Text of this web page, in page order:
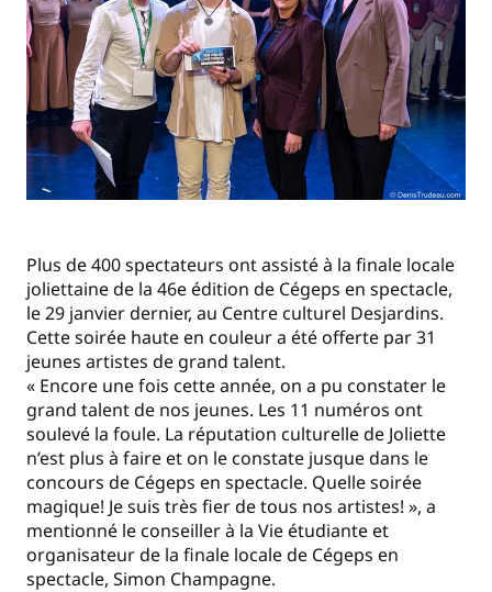
Plus de 400 spectateurs ont assisté à la finale locale
joliettaine de la 46e édition de Cégeps en spectacle,
le 29 janvier dernier, au Centre culturel Desjardins.
Cette soirée haute en couleur a été offerte par 31
jeunes artistes de grand talent.
« Encore une fois cette année, on a pu constater le
grand talent de nos jeunes. Les 11 numéros ont
soulevé la foule. La réputation culturelle de Joliette
n’est plus à faire et on le constate jusque dans le
concours de Cégeps en spectacle. Quelle soirée
magique! Je suis très fier de tous nos artistes! », a
mentionné le conseiller à la Vie étudiante et
organisateur de la finale locale de Cégeps en
spectacle, Simon Champagne.